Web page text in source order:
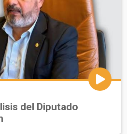
del Diputado